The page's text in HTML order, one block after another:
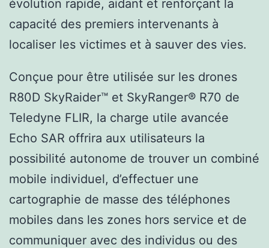
évolution rapide, aidant et renforçant la
capacité des premiers intervenants à
localiser les victimes et à sauver des vies.
Conçue pour être utilisée sur les drones
R80D SkyRaider™ et SkyRanger® R70 de
Teledyne FLIR, la charge utile avancée
Echo SAR offrira aux utilisateurs la
possibilité autonome de trouver un combiné
mobile individuel, d’effectuer une
cartographie de masse des téléphones
mobiles dans les zones hors service et de
communiquer avec des individus ou des